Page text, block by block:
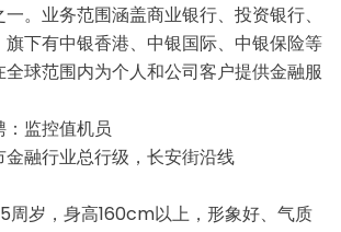
。业务范围涵盖商业银行、投资银行、
下有中银香港、中银国际、中银保险等
球范围内为个人和公司客户提供金融服
监控值机员
融行业总行级，长安街沿线
岁，身高160cm以上，形象好、气质